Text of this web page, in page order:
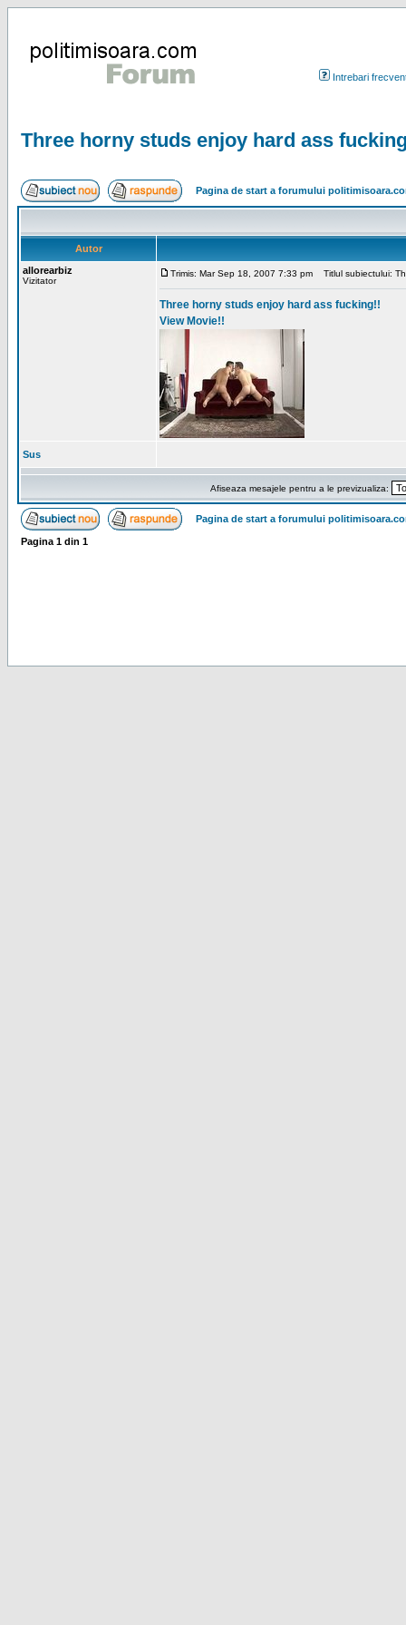
Intrebari
Three horny studs enjoy hard ass
Pagina de start a forumului
Autor
allorearbiz
Vizitator
Trimis: Mar Sep 18, 2007 7:33 pm Titlul subiectului:
Three horny studs enjoy hard ass fucking!!
View Movie!!
Sus
Afiseaza mesajele pentru a le previzualiza:
Pagina de start a forumului
Pagina 1 din 1